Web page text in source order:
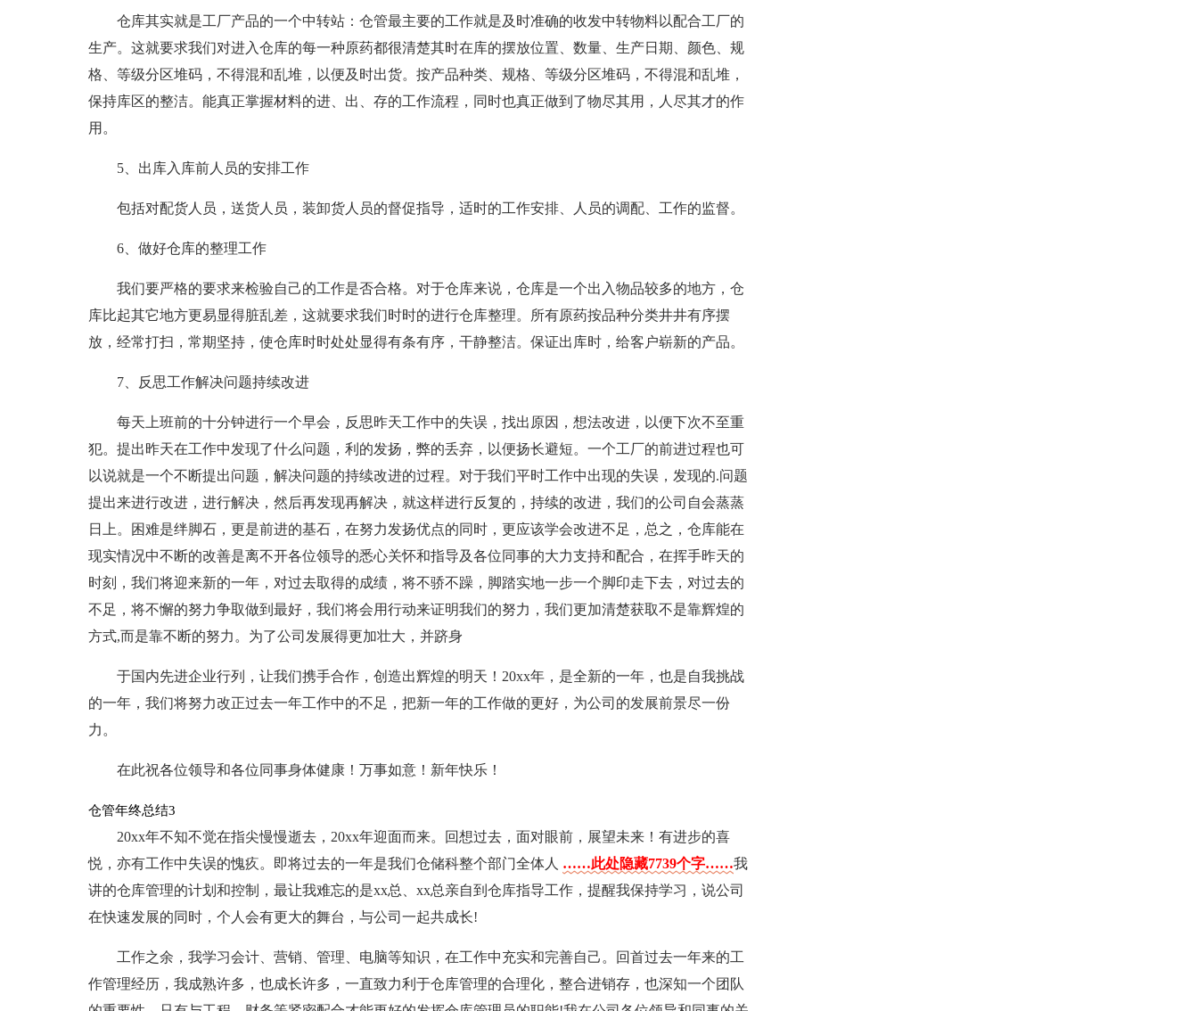
仓库其实就是工厂产品的一个中转站：仓管最主要的工作就是及时准确的收发中转物料以配合工厂的
生产。这就要求我们对进入仓库的每一种原药都很清楚其时在库的摆放位置、数量、生产日期、颜色、规
格、等级分区堆码，不得混和乱堆，以便及时出货。按产品种类、规格、等级分区堆码，不得混和乱堆，
保持库区的整洁。能真正掌握材料的进、出、存的工作流程，同时也真正做到了物尽其用，人尽其才的作
用。
5、出库入库前人员的安排工作
包括对配货人员，送货人员，装卸货人员的督促指导，适时的工作安排、人员的调配、工作的监督。
6、做好仓库的整理工作
我们要严格的要求来检验自己的工作是否合格。对于仓库来说，仓库是一个出入物品较多的地方，仓
库比起其它地方更易显得脏乱差，这就要求我们时时的进行仓库整理。所有原药按品种分类井井有序摆
放，经常打扫，常期坚持，使仓库时时处处显得有条有序，干静整洁。保证出库时，给客户崭新的产品。
7、反思工作解决问题持续改进
每天上班前的十分钟进行一个早会，反思昨天工作中的失误，找出原因，想法改进，以便下次不至重
犯。提出昨天在工作中发现了什么问题，利的发扬，弊的丢弃，以便扬长避短。一个工厂的前进过程也可
以说就是一个不断提出问题，解决问题的持续改进的过程。对于我们平时工作中出现的失误，发现的.问题
提出来进行改进，进行解决，然后再发现再解决，就这样进行反复的，持续的改进，我们的公司自会蒸蒸
日上。困难是绊脚石，更是前进的基石，在努力发扬优点的同时，更应该学会改进不足，总之，仓库能在
现实情况中不断的改善是离不开各位领导的悉心关怀和指导及各位同事的大力支持和配合，在挥手昨天的
时刻，我们将迎来新的一年，对过去取得的成绩，将不骄不躁，脚踏实地一步一个脚印走下去，对过去的
不足，将不懈的努力争取做到最好，我们将会用行动来证明我们的努力，我们更加清楚获取不是靠辉煌的
方式,而是靠不断的努力。为了公司发展得更加壮大，并跻身
于国内先进企业行列，让我们携手合作，创造出辉煌的明天！20xx年，是全新的一年，也是自我挑战
的一年，我们将努力改正过去一年工作中的不足，把新一年的工作做的更好，为公司的发展前景尽一份
力。
在此祝各位领导和各位同事身体健康！万事如意！新年快乐！
仓管年终总结3
20xx年不知不觉在指尖慢慢逝去，20xx年迎面而来。回想过去，面对眼前，展望未来！有进步的喜
悦，亦有工作中失误的愧疚。即将过去的一年是我们仓储科整个部门全体人 ……此处隐藏7739个字……我
讲的仓库管理的计划和控制，最让我难忘的是xx总、xx总亲自到仓库指导工作，提醒我保持学习，说公司
在快速发展的同时，个人会有更大的舞台，与公司一起共成长!
工作之余，我学习会计、营销、管理、电脑等知识，在工作中充实和完善自己。回首过去一年来的工
作管理经历，我成熟许多，也成长许多，一直致力利于仓库管理的合理化，整合进销存，也深知一个团队